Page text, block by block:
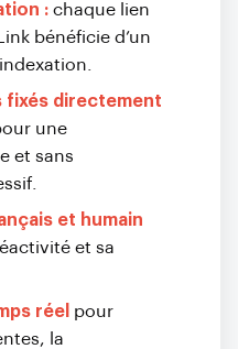
: chaque lien
bénéficie d’un
fixés directement
une
et sans
et humain
et sa
réel pour
la